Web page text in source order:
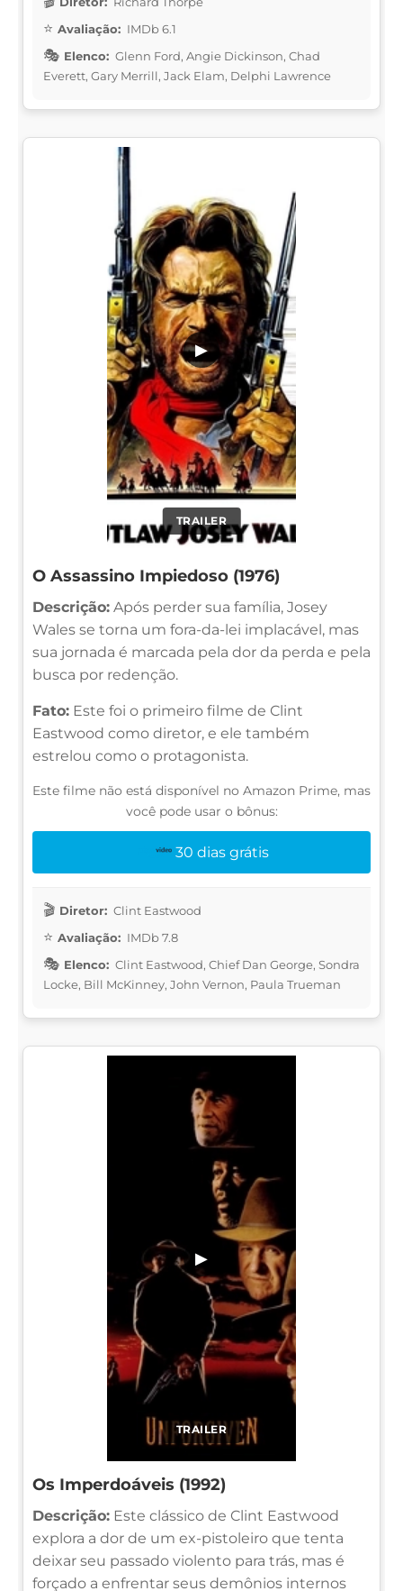
Avaliação: IMDb 6.1
Elenco: Glenn Ford, Angie Dickinson, Chad
Everett, Gary Merrill, Jack Elam, Delphi Lawrence
TRAILER
▶
O Assassino Impiedoso (1976)
Descrição: Após perder sua família, Josey
Wales se torna um fora-da-lei implacável, mas
sua jornada é marcada pela dor da perda e pela
busca por redenção.
Fato: Este foi o primeiro filme de Clint
Eastwood como diretor, e ele também
estrelou como o protagonista.
Este filme não está disponível no Amazon Prime, mas
você pode usar o bônus:
30 dias grátis
Diretor: Clint Eastwood
Avaliação: IMDb 7.8
Elenco: Clint Eastwood, Chief Dan George, Sondra
Locke, Bill McKinney, John Vernon, Paula Trueman
TRAILER
▶
Os Imperdoáveis (1992)
Descrição: Este clássico de Clint Eastwood
explora a dor de um ex-pistoleiro que tenta
deixar seu passado violento para trás, mas é
forçado a enfrentar seus demônios internos